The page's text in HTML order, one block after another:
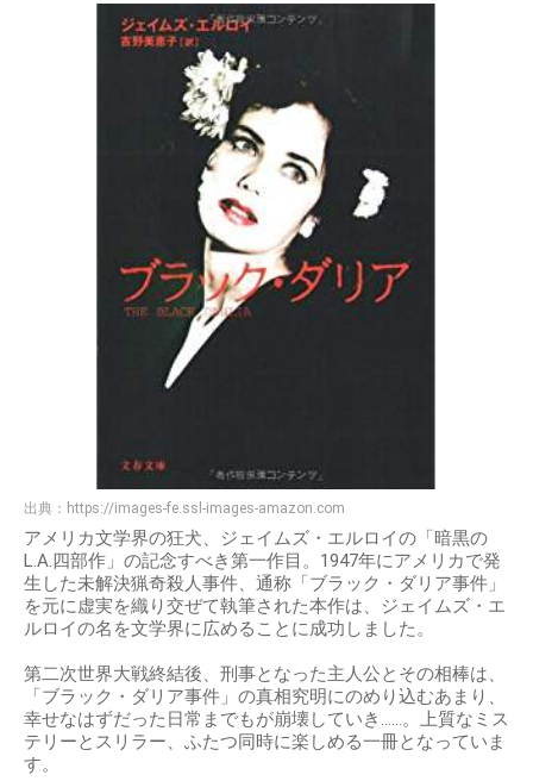
出典： https://images-fe.ssl-images-amazon.com
アメリカ文学界の狂犬、ジェイムズ・エルロイの「暗黒の
L.A.四部作」の記念すべき第一作目。1947年にアメリカで発
生した未解決猟奇殺人事件、通称「ブラック・ダリア事件」
を元に虚実を織り交ぜて執筆された本作は、ジェイムズ・エ
ルロイの名を文学界に広めることに成功しました。
第二次世界大戦終結後、刑事となった主人公とその相棒は、
「ブラック・ダリア事件」の真相究明にのめり込むあまり、
幸せなはずだった日常までもが崩壊していき……。上質なミス
テリーとスリラー、ふたつ同時に楽しめる一冊となっていま
す。